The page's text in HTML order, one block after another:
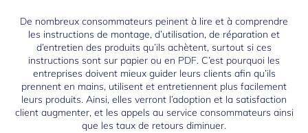
De nombreux consommateurs peinent à lire et à comprendre
les instructions de montage, d’utilisation, de réparation et
d’entretien des produits qu’ils achètent, surtout si ces
instructions sont sur papier ou en PDF. C’est pourquoi les
entreprises doivent mieux guider leurs clients afin qu’ils
prennent en mains, utilisent et entretiennent plus facilement
leurs produits. Ainsi, elles verront l’adoption et la satisfaction
client augmenter, et les appels au service consommateurs ainsi
que les taux de retours diminuer.